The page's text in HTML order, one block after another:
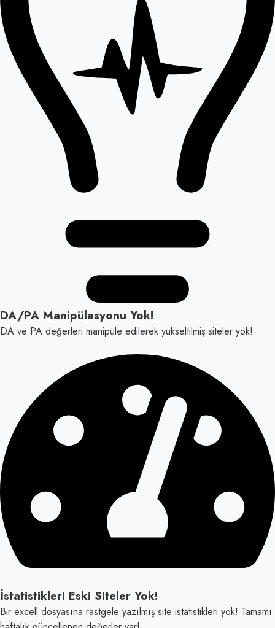
DA/PA Manipülasyonu Yok!
DA ve PA değerleri manipüle edilerek yükseltilmiş siteler yok!
İstatistikleri Eski Siteler Yok!
Bir excell dosyasına rastgele yazılmış site istatistikleri yok! Tamamı